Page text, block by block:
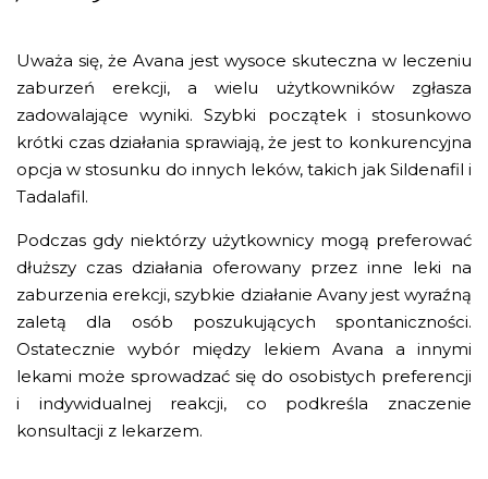
Uważa się, że Avana jest wysoce skuteczna w leczeniu
zaburzeń erekcji, a wielu użytkowników zgłasza
zadowalające wyniki. Szybki początek i stosunkowo
krótki czas działania sprawiają, że jest to konkurencyjna
opcja w stosunku do innych leków, takich jak Sildenafil i
Tadalafil.
Podczas gdy niektórzy użytkownicy mogą preferować
dłuższy czas działania oferowany przez inne leki na
zaburzenia erekcji, szybkie działanie Avany jest wyraźną
zaletą dla osób poszukujących spontaniczności.
Ostatecznie wybór między lekiem Avana a innymi
lekami może sprowadzać się do osobistych preferencji
i indywidualnej reakcji, co podkreśla znaczenie
konsultacji z lekarzem.